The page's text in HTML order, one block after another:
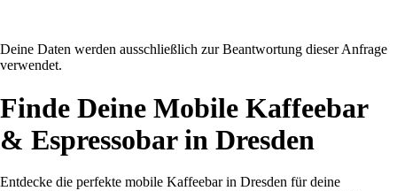
Deine Daten werden ausschließlich zur Beantwortung dieser Anfrage
verwendet.
Finde Deine Mobile Kaffeebar
& Espressobar in Dresden
Entdecke die perfekte mobile Kaffeebar in Dresden für deine